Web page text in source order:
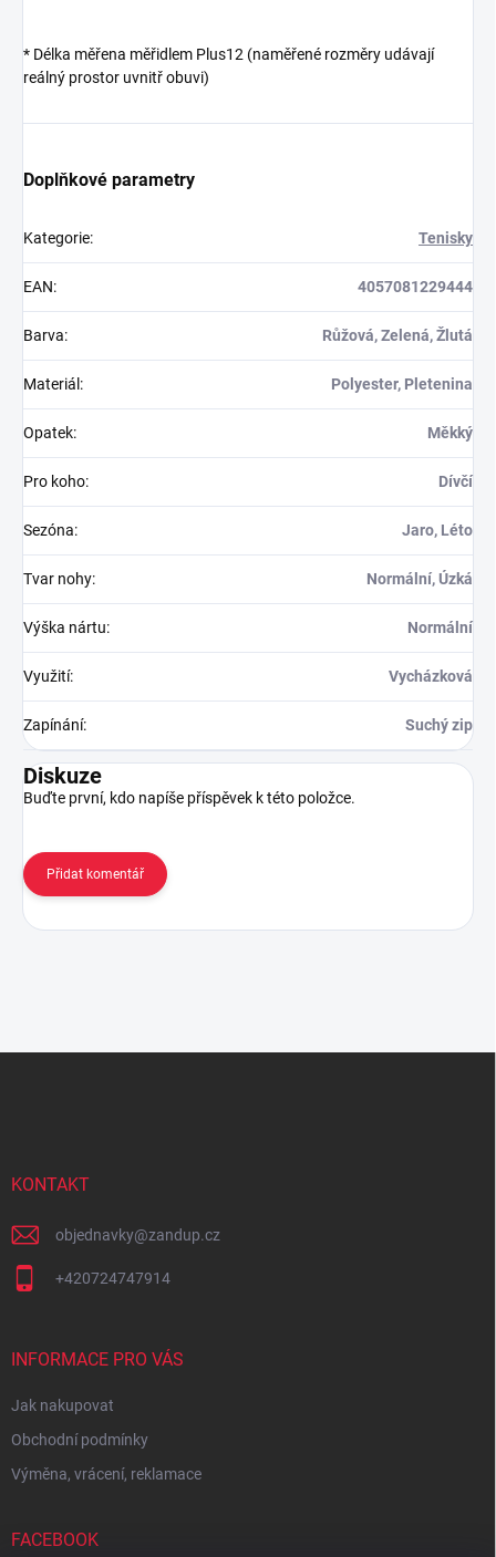
* Délka měřena měřidlem Plus12 (naměřené rozměry udávají
reálný prostor uvnitř obuvi)
Doplňkové parametry
Kategorie: Tenisky
EAN: 4057081229444
Barva: Růžová, Zelená, Žlutá
Materiál : Polyester, Pletenina
Opatek: Měkký
Pro koho: Dívčí
Sezóna: Jaro, Léto
Tvar nohy: Normální, Úzká
Výška nártu: Normální
Využití: Vycházková
Zapínání: Suchý zip
Diskuze
Buďte první, kdo napíše příspěvek k této položce.
Přidat komentář
KONTAKT
objednavky@zandup.cz
+420724747914
INFORMACE PRO VÁS
Jak nakupovat
Obchodní podmínky
Výměna, vrácení, reklamace
FACEBOOK